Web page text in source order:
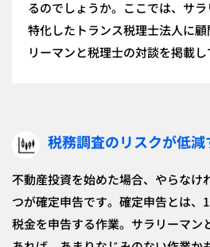
るのでしょうか。ここでは、サ
特化したトランス税理士法人に
リーマンと税理士の対談を掲載し
税務調査のリスクが低減
不動産投資を始めた場合、やらなけ
つが確定申告です。確定申告とは、
税金を申告する作業。サラリーマン